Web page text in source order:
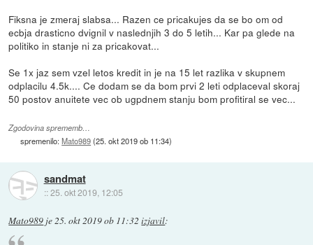
Fiksna je zmeraj slabsa... Razen ce pricakujes da se bo om od
ecbja drasticno dvignil v naslednjih 3 do 5 letih... Kar pa glede na
politiko in stanje ni za pricakovat...
Se 1x jaz sem vzel letos kredit in je na 15 let razlika v skupnem
odplacilu 4.5k.... Ce dodam se da bom prvi 2 leti odplaceval skoraj
50 postov anuitete vec ob ugpdnem stanju bom profitiral se vec...
Zgodovina sprememb…
spremenilo:Mato989(25. okt 2019 ob 11:34)
sandmat
::25. okt 2019, 12:05
Mato989 je25. okt 2019 ob 11:32 izjavil: